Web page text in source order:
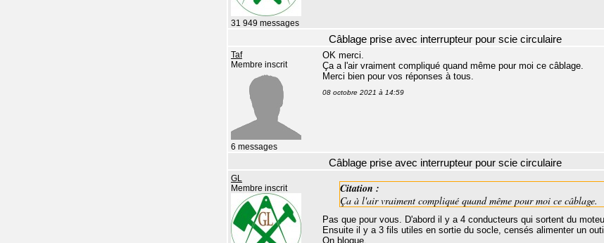
31 949 messages
Câblage prise avec interrupteur pour scie circulaire
Taf
Membre inscrit
6 messages
OK merci.
Ça a l'air vraiment compliqué quand même pour moi ce câblage.
Merci bien pour vos réponses à tous.
08 octobre 2021 à 14:59
Câblage prise avec interrupteur pour scie circulaire
GL
Membre inscrit
Citation :
Ça à l'air vraiment compliqué quand même pour moi ce câblage.
Pas que pour vous. D'abord il y a 4 conducteurs qui sortent du
Ensuite il y a 3 fils utiles en sortie du socle, censés alimenter un
On bloque.